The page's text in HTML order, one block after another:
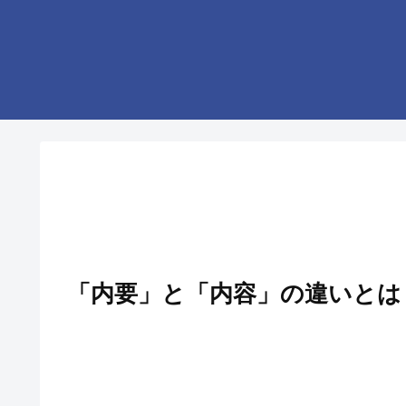
「内要」と「内容」の違いと